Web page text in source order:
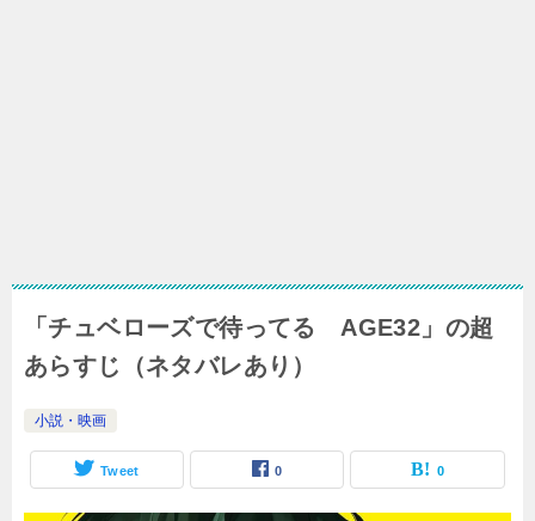
「チュベローズで待ってる AGE32」の超
あらすじ（ネタバレあり）
小説・映画
Tweet 0 0